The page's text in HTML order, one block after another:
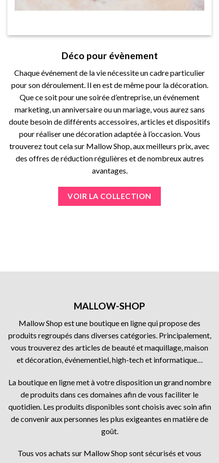
Déco pour évènement
Chaque événement de la vie nécessite un cadre particulier
pour son déroulement. Il en est de même pour la décoration.
Que ce soit pour une soirée d’entreprise, un événement
marketing, un anniversaire ou un mariage, vous aurez sans
doute besoin de différents accessoires, articles et dispositifs
pour réaliser une décoration adaptée à l’occasion. Vous
trouverez tout cela sur Mallow Shop, aux meilleurs prix, avec
des offres de réduction régulières et de nombreux autres
avantages.
VOIR LA COLLECTION
MALLOW-SHOP
Mallow Shop est une boutique en ligne qui propose des
produits regroupés dans diverses catégories. Principalement,
vous trouverez des articles de beauté et maquillage, maison
et décoration, événementiel, high-tech et informatique…
La boutique en ligne met à votre disposition un grand nombre
de produits dans ces domaines afin de vous faciliter le
quotidien. Les produits disponibles sont choisis avec soin afin
de convenir aux personnes les plus exigeantes en matière de
goût.
Tous vos achats sur Mallow Shop sont sécurisés et vous